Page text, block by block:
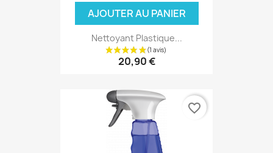
AJOUTER AU PANIER
Nettoyant Plastique...
20,90 €
favorite_border